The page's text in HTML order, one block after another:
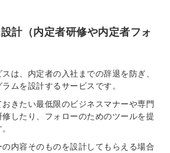
計（内定者研修や内定者フォ
は、内定者の入社までの辞退を防ぎ、
ムを設計するサービスです。
きたい最低限のビジネスマナーや専門
したり、フォローのためのツールを提
内容そのものを設計してもらえる場合